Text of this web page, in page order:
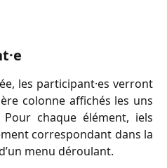
les participant·es verront
colonne affichés les uns
chaque élément, iels
correspondant dans la
menu déroulant.